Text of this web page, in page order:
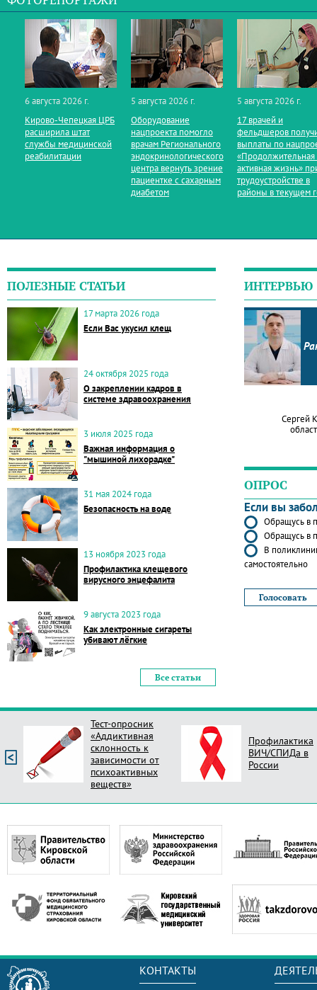
6 августа 2026 г.
Кирово‑Чепецкая ЦРБ
расширила штат
службы медицинской
реабилитации
5 августа 2026 г.
Оборудование
нацпроекта помогло
врачам Регионального
эндокринологического
центра вернуть зрение
пациентке с сахарным
диабетом
5 августа 2026 г.
17 врачей и
фельдшеров
выплаты по
«Продолжительная
активная жизнь»
трудоустройстве в
районы в текущем
ПОЛЕЗНЫЕ СТАТЬИ
17 марта 2026 года
Если Вас укусил клещ
24 октября 2025 года
О закреплении кадров в
системе здравоохранения
3 июля 2025 года
Важная информация о
"мышиной лихорадке"
31 мая 2024 года
Безопасность на воде
13 ноября 2023 года
Профилактика клещевого
вирусного энцефалита
9 августа 2023 года
Как электронные сигареты
убивают лёгкие
Все статьи
ИНТЕРВЬЮ
Сергей
ОПРОС
Если вы
Обращусь в
Обращусь в
В
самостоятельно
Тест-опросник
«Аддиктивная
склонность к
зависимости от
психоактивных
веществ»
Профилактика
ВИЧ/СПИДа в
России
КОНТАКТЫ